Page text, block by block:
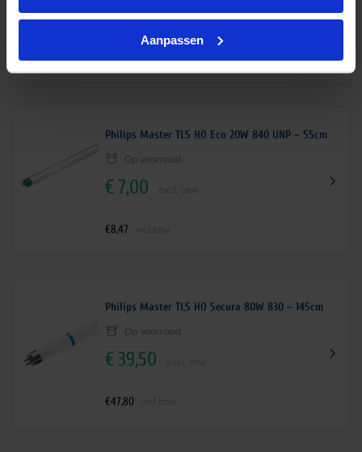
Aanpassen
€4,95 excl. btw
Philips Master TL5 HO Eco 20W 840 UNP – 55cm
Op voorraad
€7,00
€8,47
Philips Master TL5 HO Secura 80W 830 – 145cm
Op voorraad
€39,50
€47,80